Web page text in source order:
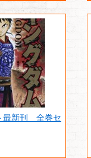
最新刊 全巻セ